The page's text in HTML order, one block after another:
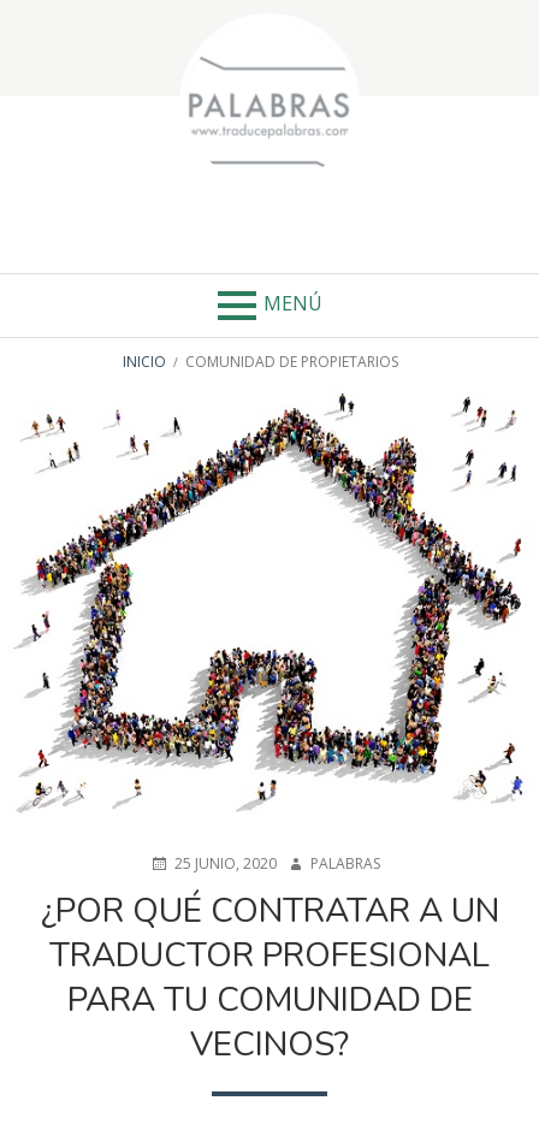
ETIQUETA:COMUNIDAD DE
PROPIETARIOS
MENÚ
ENLACES
DE
AYUDA
LA
NAVEGACIÓN
INICIO COMUNIDAD DE PROPIETARIOS
PUBLICADO
25 JUNIO, 2020 AUTORPALABRAS
¿POR QUÉ CONTRATAR A UN
TRADUCTOR PROFESIONAL
PARA TU COMUNIDAD DE
VECINOS?